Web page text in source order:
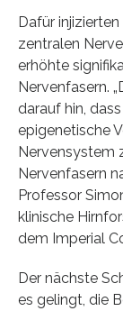
Dafür
zentralen
erhöhte
Nervenfasern.
darauf hin,
epigenetische
Nervensystem
Nervenfasern
Professor
klinische
dem Imperial
Der nächste
es gelingt, die